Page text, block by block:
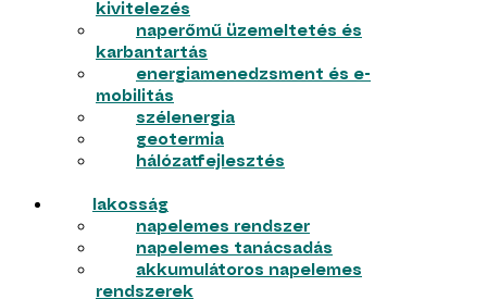
kivitelezés
naperőmű üzemeltetés és
karbantartás
energiamenedzsment és e-
mobilitás
szélenergia
geotermia
hálózatfejlesztés
lakosság
napelemes rendszer
napelemes tanácsadás
akkumulátoros napelemes
rendszerek